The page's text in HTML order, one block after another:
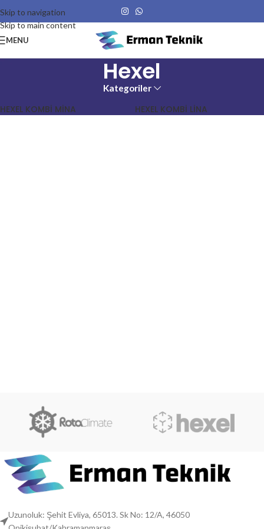
Skip to navigation
Skip to main content
MENU
Hexel
Kategoriler
HEXEL KOMBİ MİNA HEXEL KOMBİ LİNA
Uzunoluk: Şehit Evliya, 65013. Sk No: 12/A, 46050